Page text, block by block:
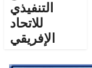
التنفيذي
للاتحاد
الإفريقي